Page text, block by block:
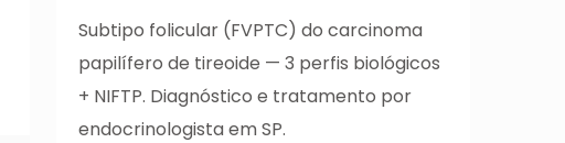
Subtipo folicular (FVPTC) do carcinoma
papilífero de tireoide — 3 perfis biológicos
+ NIFTP. Diagnóstico e tratamento por
endocrinologista em SP.